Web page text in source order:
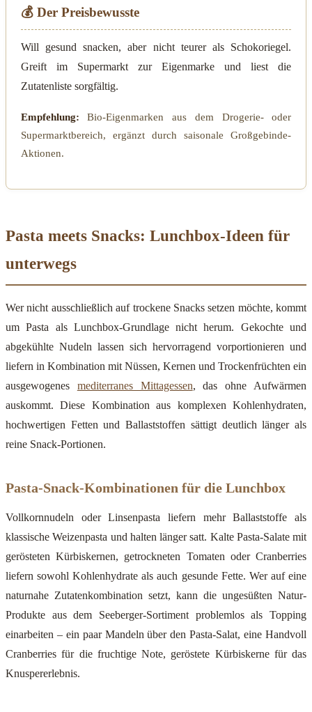
💰 Der Preisbewusste
Will gesund snacken, aber nicht teurer als Schokoriegel.
Greift im Supermarkt zur Eigenmarke und liest die
Zutatenliste sorgfältig.
Empfehlung: Bio-Eigenmarken aus dem Drogerie- oder
Supermarktbereich, ergänzt durch saisonale Großgebinde-
Aktionen.
Pasta meets Snacks: Lunchbox-Ideen für
unterwegs
Wer nicht ausschließlich auf trockene Snacks setzen möchte, kommt
um Pasta als Lunchbox-Grundlage nicht herum. Gekochte und
abgekühlte Nudeln lassen sich hervorragend vorportionieren und
liefern in Kombination mit Nüssen, Kernen und Trockenfrüchten ein
ausgewogenes mediterranes Mittagessen, das ohne Aufwärmen
auskommt. Diese Kombination aus komplexen Kohlenhydraten,
hochwertigen Fetten und Ballaststoffen sättigt deutlich länger als
reine Snack-Portionen.
Pasta-Snack-Kombinationen für die Lunchbox
Vollkornnudeln oder Linsenpasta liefern mehr Ballaststoffe als
klassische Weizenpasta und halten länger satt. Kalte Pasta-Salate mit
gerösteten Kürbiskernen, getrockneten Tomaten oder Cranberries
liefern sowohl Kohlenhydrate als auch gesunde Fette. Wer auf eine
naturnahe Zutatenkombination setzt, kann die ungesüßten Natur-
Produkte aus dem Seeberger-Sortiment problemlos als Topping
einarbeiten – ein paar Mandeln über den Pasta-Salat, eine Handvoll
Cranberries für die fruchtige Note, geröstete Kürbiskerne für das
Knuspererlebnis.